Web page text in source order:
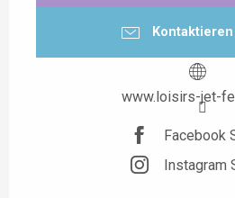
www.loisirs-jet-
Facebook
Instagram